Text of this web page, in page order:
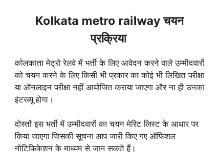
Kolkata metro railway चयन
प्रक्रिया
कोलकाता मेट्रो रेलवे में भर्ती के लिए आवेदन करने वाले उम्मीदवारों
को चयन करने के लिए किसी भी प्रकार का कोई भी लिखित परीक्षा
या ऑनलाइन परीक्षा नहीं आयोजित कराया जाएगा और ना ही उनका
इंटरव्यू होगा।
दोस्तों इस भर्ती में उम्मीदवारों का चयन मेरिट लिस्ट के आधार पर
किया जाएगा जिसकी सूचना आप जारी किए गए ऑफिशल
नोटिफिकेशन के माध्यम से जान सकते हैं।